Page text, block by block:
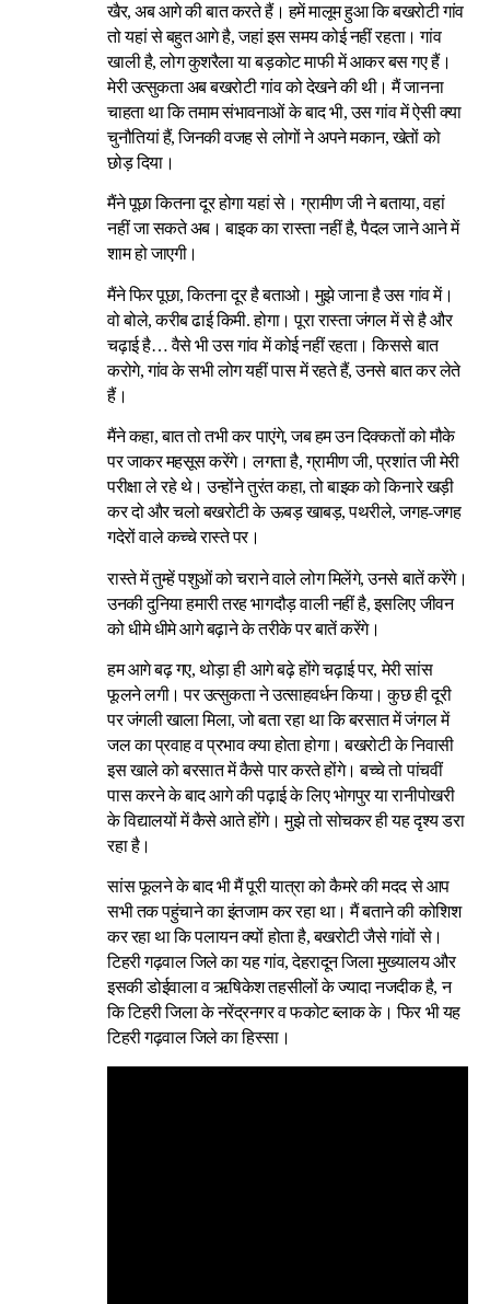
खैर, अब आगे की बात करते हैं। हमें मालूम हुआ कि बखरोटी गांव
तो यहां से बहुत आगे है, जहां इस समय कोई नहीं रहता। गांव
खाली है, लोग कुशरैला या बड़कोट माफी में आकर बस गए हैं।
मेरी उत्सुकता अब बखरोटी गांव को देखने की थी। मैं जानना
चाहता था कि तमाम संभावनाओं के बाद भी, उस गांव में ऐसी क्या
चुनौतियां हैं, जिनकी वजह से लोगों ने अपने मकान, खेतों को
छोड़ दिया।
मैंने पूछा कितना दूर होगा यहां से। ग्रामीण जी ने बताया, वहां
नहीं जा सकते अब। बाइक का रास्ता नहीं है, पैदल जाने आने में
शाम हो जाएगी।
मैंने फिर पूछा, कितना दूर है बताओ। मुझे जाना है उस गांव में।
वो बोले, करीब ढाई किमी. होगा। पूरा रास्ता जंगल में से है और
चढ़ाई है… वैसे भी उस गांव में कोई नहीं रहता। किससे बात
करोगे, गांव के सभी लोग यहीं पास में रहते हैं, उनसे बात कर लेते
हैं।
मैंने कहा, बात तो तभी कर पाएंगे, जब हम उन दिक्कतों को मौके
पर जाकर महसूस करेंगे। लगता है, ग्रामीण जी, प्रशांत जी मेरी
परीक्षा ले रहे थे। उन्होंने तुरंत कहा, तो बाइक को किनारे खड़ी
कर दो और चलो बखरोटी के ऊबड़ खाबड़, पथरीले, जगह-जगह
गदेरों वाले कच्चे रास्ते पर।
रास्ते में तुम्हें पशुओं को चराने वाले लोग मिलेंगे, उनसे बातें करेंगे।
उनकी दुनिया हमारी तरह भागदौड़ वाली नहीं है, इसलिए जीवन
को धीमे धीमे आगे बढ़ाने के तरीके पर बातें करेंगे।
हम आगे बढ़ गए, थोड़ा ही आगे बढ़े होंगे चढ़ाई पर, मेरी सांस
फूलने लगी। पर उत्सुकता ने उत्साहवर्धन किया। कुछ ही दूरी
पर जंगली खाला मिला, जो बता रहा था कि बरसात में जंगल में
जल का प्रवाह व प्रभाव क्या होता होगा। बखरोटी के निवासी
इस खाले को बरसात में कैसे पार करते होंगे। बच्चे तो पांचवीं
पास करने के बाद आगे की पढ़ाई के लिए भोगपुर या रानीपोखरी
के विद्यालयों में कैसे आते होंगे। मुझे तो सोचकर ही यह दृश्य डरा
रहा है।
सांस फूलने के बाद भी मैं पूरी यात्रा को कैमरे की मदद से आप
सभी तक पहुंचाने का इंतजाम कर रहा था। मैं बताने की कोशिश
कर रहा था कि पलायन क्यों होता है, बखरोटी जैसे गांवों से।
टिहरी गढ़वाल जिले का यह गांव, देहरादून जिला मुख्यालय और
इसकी डोईवाला व ऋषिकेश तहसीलों के ज्यादा नजदीक है, न
कि टिहरी जिला के नरेंद्रनगर व फकोट ब्लाक के। फिर भी यह
टिहरी गढ़वाल जिले का हिस्सा।